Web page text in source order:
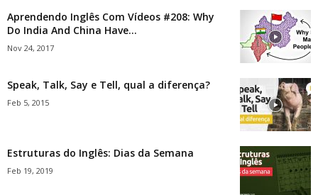
Aprendendo Inglês Com Vídeos #208: Why
Do India And China Have...
Nov 24, 2017
Speak, Talk, Say e Tell, qual a diferença?
Feb 5, 2015
Estruturas do Inglês: Dias da Semana
Feb 19, 2019